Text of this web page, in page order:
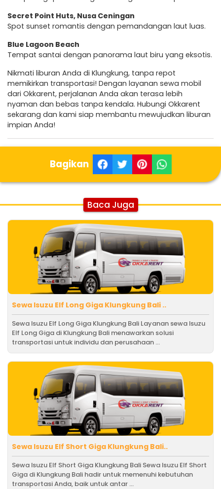
Secret Point Huts, Nusa Ceningan
Spot sunset romantis dengan pemandangan laut luas.
Blue Lagoon Beach
Tempat santai dengan panorama laut biru yang eksotis.
Nikmati liburan Anda di Klungkung, tanpa repot
memikirkan transportasi! Dengan layanan sewa mobil
dari Okkarent, perjalanan Anda akan terasa lebih
nyaman dan bebas tanpa kendala. Hubungi Okkarent
sekarang dan kami siap membantu mewujudkan liburan
impian Anda!
Bagikan
Baca Juga
Sewa Isuzu Elf Long Giga Klungkung Bali ..
Sewa Isuzu Elf Long Giga Klungkung Bali Layanan sewa Isuzu
Elf Long Giga di Klungkung Bali menawarkan solusi
transportasi untuk individu dan perusahaan ...
Sewa Isuzu Elf Short Giga Klungkung Bali..
Sewa Isuzu Elf Short Giga Klungkung Bali Sewa Isuzu Elf Short
Giga di Klungkung Bali hadir untuk memenuhi kebutuhan
transportasi Anda, baik untuk antar ...